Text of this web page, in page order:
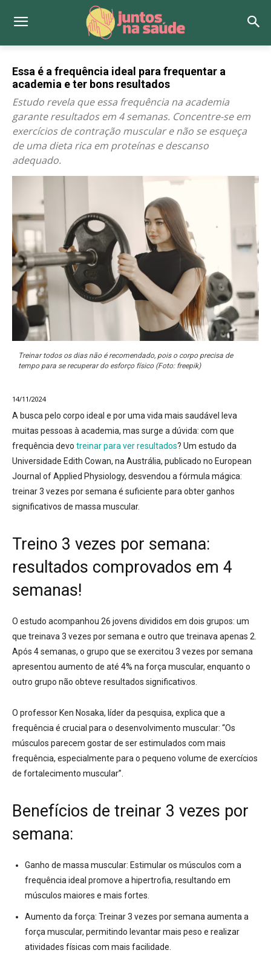
Essa é a frequência ideal para frequentar a
academia e ter bons resultados
Estudo revela que essa frequência na academia
garante resultados em 4 semanas. Concentre-se em
exercícios de contração muscular e não se esqueça
de uma dieta rica em proteínas e descanso
adequado.
Treinar todos os dias não é recomendado, pois o corpo precisa de
tempo para se recuperar do esforço físico (Foto: freepik)
14/11/2024
A busca pelo corpo ideal e por uma vida mais saudável leva
muitas pessoas à academia, mas surge a dúvida: com que
frequência devo treinar para ver resultados? Um estudo da
Universidade Edith Cowan, na Austrália, publicado no European
Journal of Applied Physiology, desvendou a fórmula mágica:
treinar 3 vezes por semana é suficiente para obter ganhos
significativos de massa muscular.
Treino 3 vezes por semana:
resultados comprovados em 4
semanas!
O estudo acompanhou 26 jovens divididos em dois grupos: um
que treinava 3 vezes por semana e outro que treinava apenas 2.
Após 4 semanas, o grupo que se exercitou 3 vezes por semana
apresentou aumento de até 4% na força muscular, enquanto o
outro grupo não obteve resultados significativos.
O professor Ken Nosaka, líder da pesquisa, explica que a
frequência é crucial para o desenvolvimento muscular: “Os
músculos parecem gostar de ser estimulados com mais
frequência, especialmente para o pequeno volume de exercícios
de fortalecimento muscular”.
Benefícios de treinar 3 vezes por
semana:
Ganho de massa muscular: Estimular os músculos com a
frequência ideal promove a hipertrofia, resultando em
músculos maiores e mais fortes.
Aumento da força: Treinar 3 vezes por semana aumenta a
força muscular, permitindo levantar mais peso e realizar
atividades físicas com mais facilidade.